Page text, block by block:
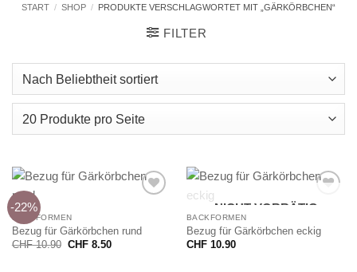
START / SHOP / PRODUKTE VERSCHLAGWORTET MIT „GÄRKÖRBCHEN“
FILTER
-22%
BACKFORMEN
Bezug für Gärkörbchen rund
CHF10.90 Ursprünglicher
CHF8.50Aktueller
NICHT VORRÄTIG
BACKFORMEN
Bezug für Gärkörbchen eckig
CHF10.90